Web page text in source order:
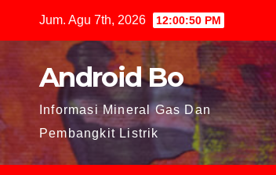
Jum. Agu 7th, 2026 12:00:51 PM
Android Bo
Informasi Mineral Gas Dan
Pembangkit Listrik